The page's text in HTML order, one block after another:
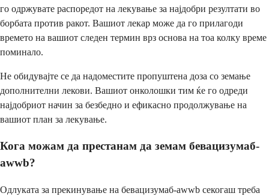
го одржувате распоредот на лекување за најдобри резултати во
борбата против ракот. Вашиот лекар може да го прилагоди
времето на вашиот следен термин врз основа на тоа колку време
поминало.
Не обидувајте се да надоместите пропуштена доза со земање
дополнителни лекови. Вашиот онколошки тим ќе го одреди
најдобриот начин за безбедно и ефикасно продолжување на
вашиот план за лекување.
Кога можам да престанам да земам бевацизумаб-
awwb?
Одлуката за прекинување на бевацизумаб-awwb секогаш треба